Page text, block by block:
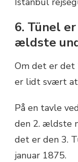
6. Tünel
ældste
Om det er det
er lidt svært at
På en tavle
den 2. ældste
det er den 3.
januar 1875.